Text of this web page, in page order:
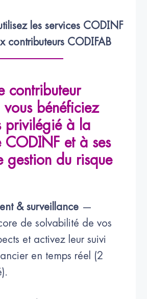
les services CODINF
contributeurs CODIFAB
contributeur
vous bénéficiez
privilégié à la
CODINF et à ses
gestion du risque
& surveillance —
de solvabilité de vos
et activez leur suivi
en temps réel (2